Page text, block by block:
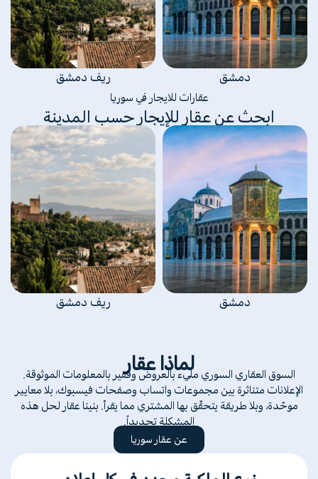
دمشق ريف دمشق
عقارات للايجار في سوريا
ابحث عن عقار للإيجار حسب المدينة
دمشق ريف دمشق
لماذا عقار
السوق العقاري السوري مليء بالعروض وفقير بالمعلومات الموثوقة.
الإعلانات متناثرة بين مجموعات واتساب وصفحات فيسبوك، بلا معايير
موحّدة، وبلا طريقة يتحقّق بها المشتري مما يقرأ. بنينا عقار لحل هذه
المشكلة تحديداً.
عن عقار سوريا